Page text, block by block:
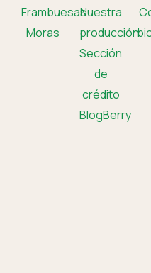
Frambuesas
Moras
Nuestra
producción
Sección
de
crédito
BlogBerry